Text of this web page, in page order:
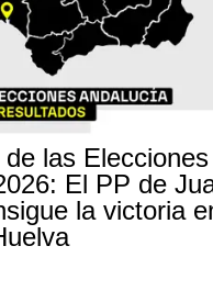
las
El PP de
la victoria